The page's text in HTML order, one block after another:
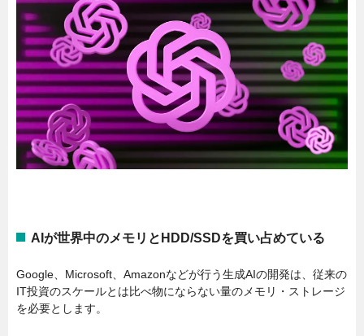
AIが世界中のメモリとHDD/SSDを買い占めている
Google、Microsoft、Amazonなどが行う生成AIの開発は、従来の
IT投資のスケールとは比べ物にならない量のメモリ・ストレージ
を必要とします。